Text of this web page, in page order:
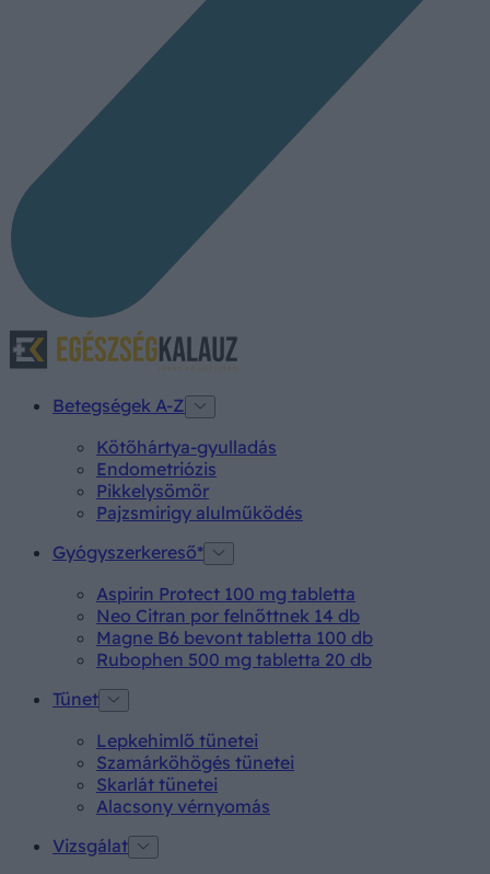
Betegségek A-Z
Kötőhártya-gyulladás
Endometriózis
Pikkelysömör
Pajzsmirigy alulműködés
Gyógyszerkereső*
Aspirin Protect 100 mg tabletta
Neo Citran por felnőttnek 14 db
Magne B6 bevont tabletta 100 db
Rubophen 500 mg tabletta 20 db
Tünet
Lepkehimlő tünetei
Szamárköhögés tünetei
Skarlát tünetei
Alacsony vérnyomás
Vizsgálat